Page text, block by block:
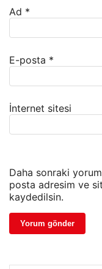
Ad *
E-posta *
İnternet sitesi
Daha sonraki
posta adresim ve
kaydedilsin.